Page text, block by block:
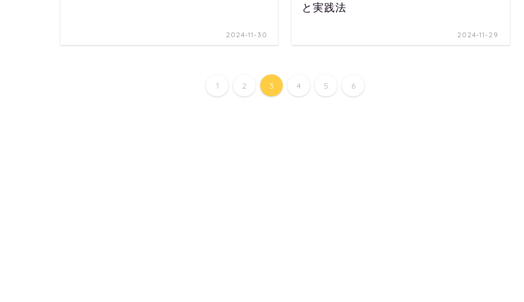
2024-11-30
と実践法
2024-11-29
1 2 3 4 5 6